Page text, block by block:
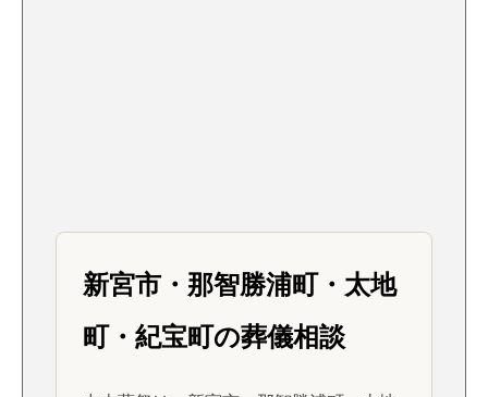
新宮市・那智勝浦町・太地
町・紀宝町の葬儀相談